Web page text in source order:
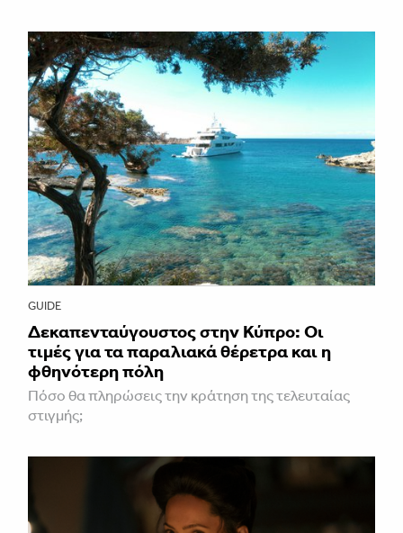
GUIDE
Δεκαπενταύγουστος στην Κύπρο: Οι
τιμές για τα παραλιακά θέρετρα και η
φθηνότερη πόλη
Πόσο θα πληρώσεις την κράτηση της τελευταίας
στιγμής;